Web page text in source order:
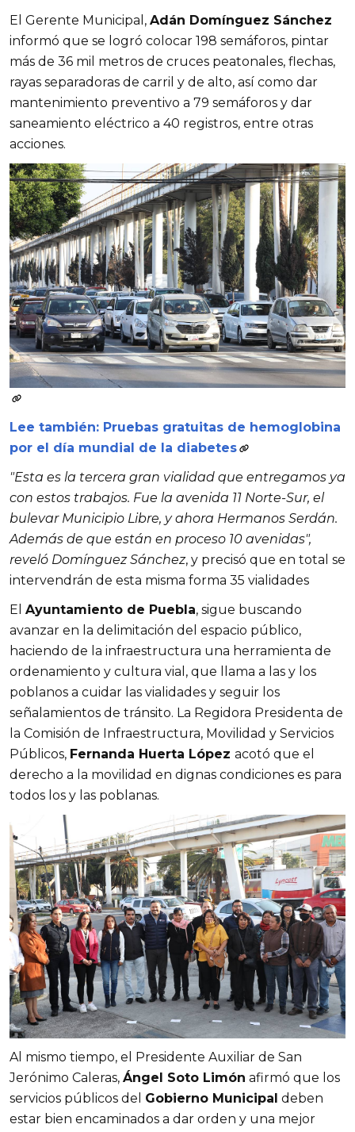
El Gerente Municipal, Adán Domínguez Sánchez
informó que se logró colocar 198 semáforos, pintar
más de 36 mil metros de cruces peatonales, flechas,
rayas separadoras de carril y de alto, así como dar
mantenimiento preventivo a 79 semáforos y dar
saneamiento eléctrico a 40 registros, entre otras
acciones.
Lee también: Pruebas gratuitas de hemoglobina
por el día mundial de la diabetes
"Esta es la tercera gran vialidad que entregamos ya
con estos trabajos. Fue la avenida 11 Norte-Sur, el
bulevar Municipio Libre, y ahora Hermanos Serdán.
Además de que están en proceso 10 avenidas",
reveló Domínguez Sánchez, y precisó que en total se
intervendrán de esta misma forma 35 vialidades
El Ayuntamiento de Puebla, sigue buscando
avanzar en la delimitación del espacio público,
haciendo de la infraestructura una herramienta de
ordenamiento y cultura vial, que llama a las y los
poblanos a cuidar las vialidades y seguir los
señalamientos de tránsito. La Regidora Presidenta de
la Comisión de Infraestructura, Movilidad y Servicios
Públicos, Fernanda Huerta López acotó que el
derecho a la movilidad en dignas condiciones es para
todos los y las poblanas.
Al mismo tiempo, el Presidente Auxiliar de San
Jerónimo Caleras, Ángel Soto Limón afirmó que los
servicios públicos del Gobierno Municipal deben
estar bien encaminados a dar orden y una mejor